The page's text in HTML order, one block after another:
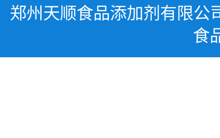
郑州天顺食品添加剂有限公
食